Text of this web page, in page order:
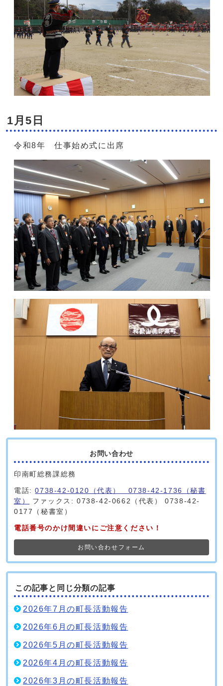
1月5日
令和8年 仕事始め式に出席
お問い合わせ
印南町総務課総務
電話:0738-42-0120（代表） 0738-42-1736（秘書
室）
ファックス: 0738-42-0662（代表） 0738-42-
0177（秘書室）
電話番号のかけ間違いにご注意ください！
お問い合わせフォーム
この記事と同じ分類の記事
2026年7月の町長活動報告
2026年6月の町長活動報告
2026年5月の町長活動報告
2026年4月の町長活動報告
2026年3月の町長活動報告